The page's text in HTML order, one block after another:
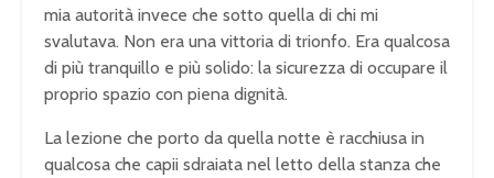
mia autorità invece che sotto quella di chi mi
svalutava. Non era una vittoria di trionfo. Era qualcosa
di più tranquillo e più solido: la sicurezza di occupare il
proprio spazio con piena dignità.
La lezione che porto da quella notte è racchiusa in
qualcosa che capii sdraiata nel letto della stanza che